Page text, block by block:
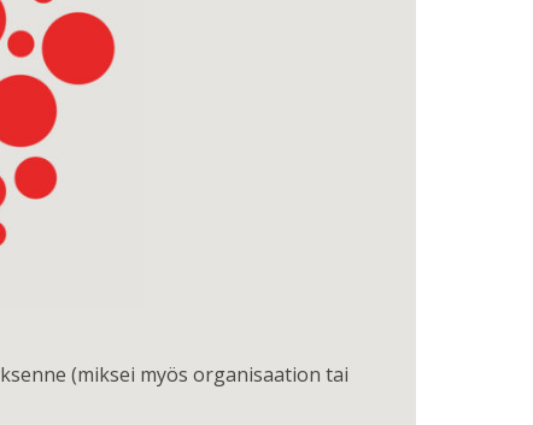
(miksei myös organisaation tai